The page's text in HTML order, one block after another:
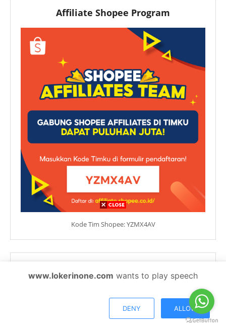
Affiliate Shopee Program
Kode Tim Shopee: YZMX4AV
www.lokerinone.com wants to play speech
DENY ALLOW